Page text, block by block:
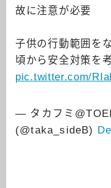
故に注意が必要
子供の行動範囲を
頃から安全対策を
pic.twitter.com/
— タカフミ
(@taka_sideB)